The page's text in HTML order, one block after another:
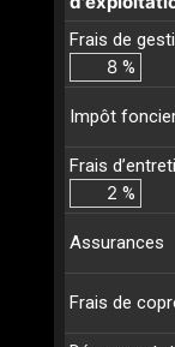
Frais de
%
Impôt
Frais
%
Assurances
Frais de